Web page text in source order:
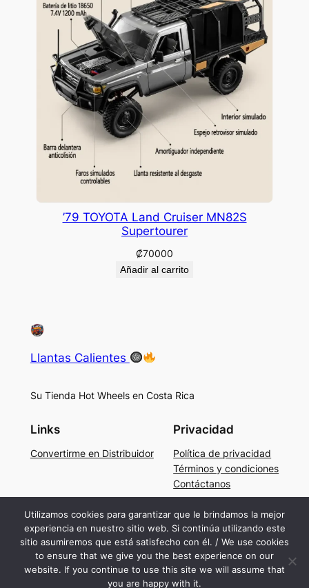
’79 TOYOTA Land Cruiser MN82S
Supertourer
₡70000
Añadir al carrito
Llantas Calientes
Su Tienda Hot Wheels en Costa Rica
Links
Convertirme en Distribuidor
Privacidad
Política de privacidad
Términos y condiciones
Contáctanos
Social
Facebook
Instagram
TikTok
Utilizamos cookies para garantizar que le brindamos la mejor
experiencia en nuestro sitio web. Si continúa utilizando este
sitio asumiremos que está satisfecho con él. / We use cookies
to ensure that we give you the best experience on our
website. If you continue to use this site we will assume that
you are happy with it.